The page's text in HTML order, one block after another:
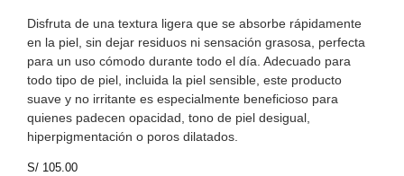
Disfruta de una textura ligera que se absorbe rápidamente
en la piel, sin dejar residuos ni sensación grasosa, perfecta
para un uso cómodo durante todo el día. Adecuado para
todo tipo de piel, incluida la piel sensible, este producto
suave y no irritante es especialmente beneficioso para
quienes padecen opacidad, tono de piel desigual,
hiperpigmentación o poros dilatados.
S/ 105.00